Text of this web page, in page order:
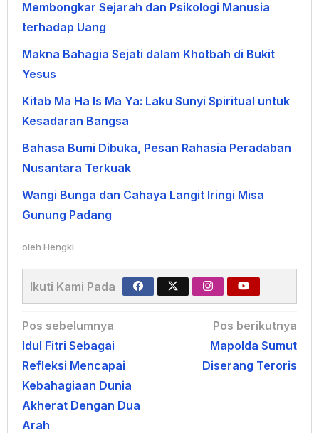
Membongkar Sejarah dan Psikologi Manusia
terhadap Uang
Makna Bahagia Sejati dalam Khotbah di Bukit
Yesus
Kitab Ma Ha Is Ma Ya: Laku Sunyi Spiritual untuk
Kesadaran Bangsa
Bahasa Bumi Dibuka, Pesan Rahasia Peradaban
Nusantara Terkuak
Wangi Bunga dan Cahaya Langit Iringi Misa
Gunung Padang
oleh Hengki
Ikuti Kami Pada
Navigasi
pos
Pos sebelumnya
Idul Fitri Sebagai
Refleksi Mencapai
Kebahagiaan Dunia
Akherat Dengan Dua
Arah
Pos berikutnya
Mapolda Sumut
Diserang Teroris